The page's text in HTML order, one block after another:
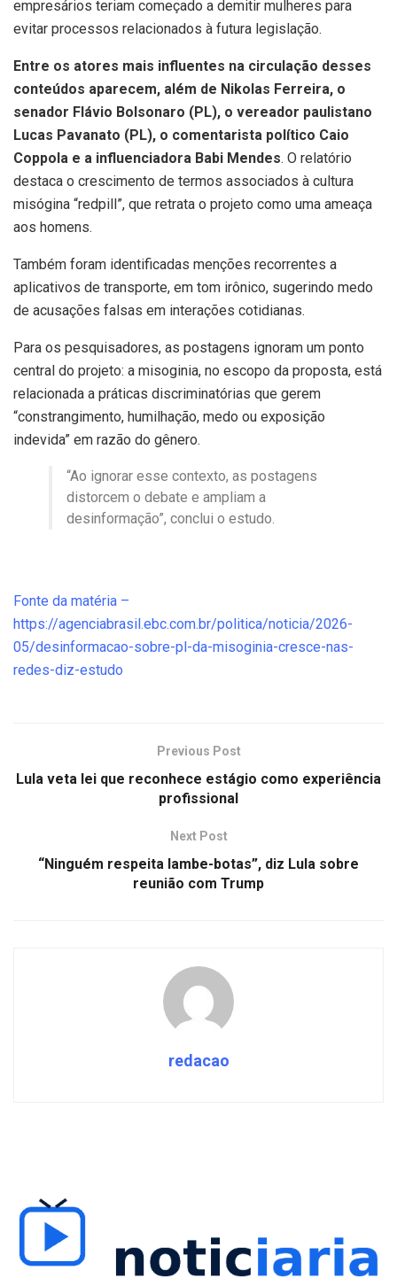
empresários teriam começado a demitir mulheres para
evitar processos relacionados à futura legislação.
Entre os atores mais influentes na circulação desses
conteúdos aparecem, além de Nikolas Ferreira, o
senador Flávio Bolsonaro (PL), o vereador paulistano
Lucas Pavanato (PL), o comentarista político Caio
Coppola e a influenciadora Babi Mendes. O relatório
destaca o crescimento de termos associados à cultura
misógina “redpill”, que retrata o projeto como uma ameaça
aos homens.
Também foram identificadas menções recorrentes a
aplicativos de transporte, em tom irônico, sugerindo medo
de acusações falsas em interações cotidianas.
Para os pesquisadores, as postagens ignoram um ponto
central do projeto: a misoginia, no escopo da proposta, está
relacionada a práticas discriminatórias que gerem
“constrangimento, humilhação, medo ou exposição
indevida” em razão do gênero.
“Ao ignorar esse contexto, as postagens
distorcem o debate e ampliam a
desinformação”, conclui o estudo.
Fonte da matéria –
https://agenciabrasil.ebc.com.br/politica/noticia/2026-
05/desinformacao-sobre-pl-da-misoginia-cresce-nas-
redes-diz-estudo
Previous Post
Lula veta lei que reconhece estágio como experiência
profissional
Next Post
“Ninguém respeita lambe-botas”, diz Lula sobre
reunião com Trump
redacao